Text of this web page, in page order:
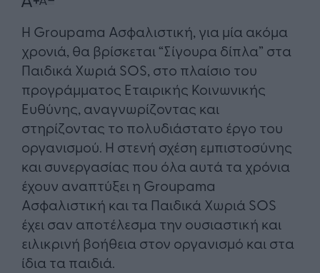
Η Groupama Ασφαλιστική, για μία ακόμα
χρονιά, θα βρίσκεται “Σίγουρα δίπλα” στα
Παιδικά Χωριά SOS, στο πλαίσιο του
προγράμματος Εταιρικής Κοινωνικής
Ευθύνης, αναγνωρίζοντας και
στηρίζοντας το πολυδιάστατο έργο του
οργανισμού. Η στενή σχέση εμπιστοσύνης
και συνεργασίας που όλα αυτά τα χρόνια
έχουν αναπτύξει η Groupama
Ασφαλιστική και τα Παιδικά Χωριά SOS
έχει σαν αποτέλεσμα την ουσιαστική και
ειλικρινή βοήθεια στον οργανισμό και στα
ίδια τα παιδιά.